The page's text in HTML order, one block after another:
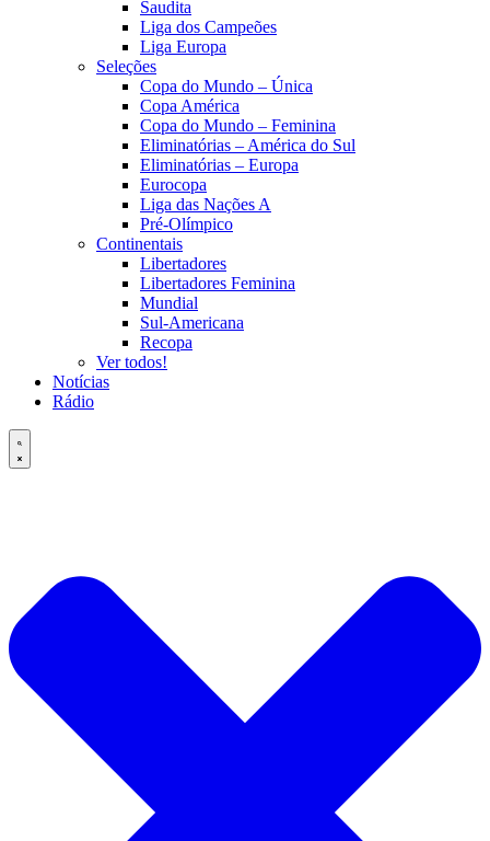
Saudita
Liga dos Campeões
Liga Europa
Seleções
Copa do Mundo – Única
Copa América
Copa do Mundo – Feminina
Eliminatórias – América do Sul
Eliminatórias – Europa
Eurocopa
Liga das Nações A
Pré-Olímpico
Continentais
Libertadores
Libertadores Feminina
Mundial
Sul-Americana
Recopa
Ver todos!
Notícias
Rádio